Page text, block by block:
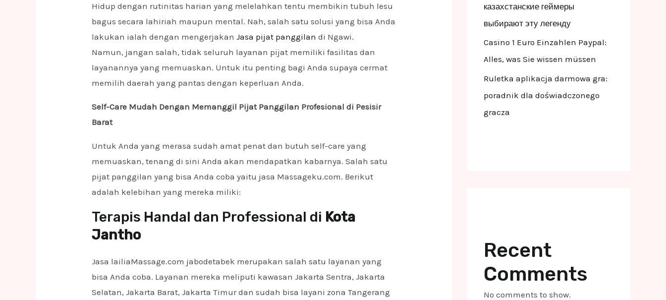
Hidup dengan rutinitas harian yang melelahkan tentu membikin tubuh lesu
bagus secara lahiriah maupun mental. Nah, salah satu solusi yang bisa Anda
lakukan ialah dengan mengerjakanJasa pijat panggilan di Ngawi.
Namun, jangan salah, tidak seluruh layanan pijat memiliki fasilitas dan
layanannya yang memuaskan. Untuk itu penting bagi Anda supaya cermat
memilih daerah yang pantas dengan keperluan Anda.
Self-Care Mudah Dengan Memanggil Pijat Panggilan Profesional di Pesisir
Barat
Untuk Anda yang merasa sudah amat penat dan butuh self-care yang
memuaskan, tenang di sini Anda akan mendapatkan kabarnya. Salah satu
pijat panggilan yang bisa Anda coba yaitu jasa Massageku.com. Berikut
adalah kelebihan yang mereka miliki:
Terapis Handal dan Professional di Kota
Jantho
Jasa lailiaMassage.com jabodetabek merupakan salah satu layanan yang
bisa Anda coba. Layanan mereka meliputi kawasan Jakarta Sentra, Jakarta
Selatan, Jakarta Barat, Jakarta Timur dan sudah bisa layani zona Tangerang
казахстанские геймеры
выбирают эту легенду
Casino 1 Euro Einzahlen Paypal:
Alles, was Sie wissen müssen
Ruletka aplikacja darmowa gra:
poradnik dla doświadczonego
gracza
Recent
Comments
No comments to show.